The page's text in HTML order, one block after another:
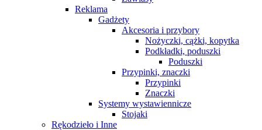
Reklama
Gadżety
Akcesoria i przybory
Nożyczki, cążki, kopytka
Podkładki, poduszki
Poduszki
Przypinki, znaczki
Przypinki
Znaczki
Systemy wystawiennicze
Stojaki
Rękodzieło i Inne